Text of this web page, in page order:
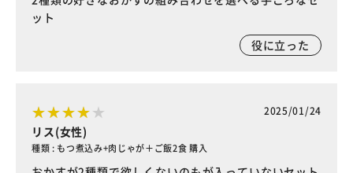
ット
役に立った
2025/01/24
リス(女性)
種類 : もつ煮込み+肉じゃが＋ご飯2食 購入